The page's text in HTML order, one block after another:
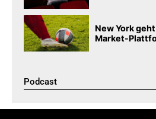
New York
Market-
Podcast​